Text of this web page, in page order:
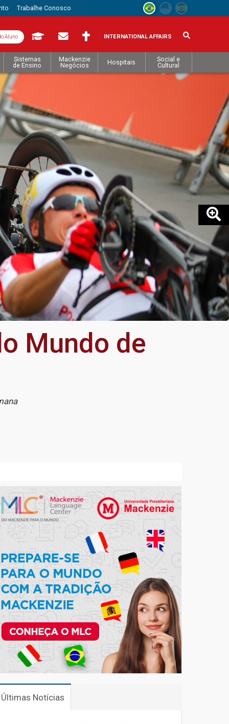
Trabalhe Conosco
Aluno INTERNATIONAL AFFAIRS
Sistemas
de Ensino
Mackenzie
Negócios
Hospitais
Social e
Cultural
Mundo de
Últimas Notícias